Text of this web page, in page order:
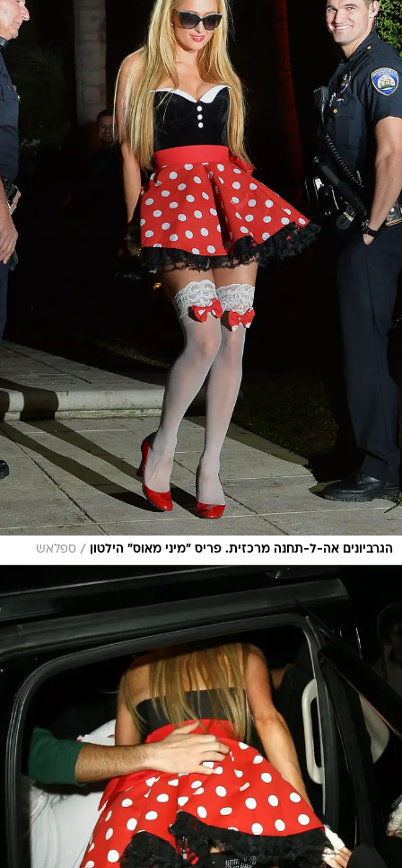
הגרביונים אה-ל-תחנה מרכזית. פריס "מיני מאוס" הילטון / ספלאש